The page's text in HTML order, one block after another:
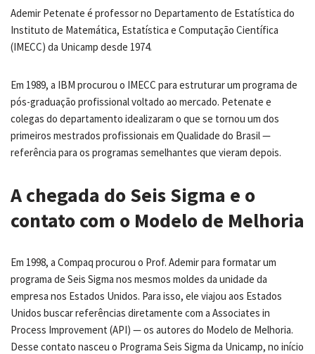
Ademir Petenate é professor no Departamento de Estatística do
Instituto de Matemática, Estatística e Computação Científica
(IMECC) da Unicamp desde 1974.
Em 1989, a IBM procurou o IMECC para estruturar um programa de
pós-graduação profissional voltado ao mercado. Petenate e
colegas do departamento idealizaram o que se tornou um dos
primeiros mestrados profissionais em Qualidade do Brasil —
referência para os programas semelhantes que vieram depois.
A chegada do Seis Sigma e o
contato com o Modelo de Melhoria
Em 1998, a Compaq procurou o Prof. Ademir para formatar um
programa de Seis Sigma nos mesmos moldes da unidade da
empresa nos Estados Unidos. Para isso, ele viajou aos Estados
Unidos buscar referências diretamente com a Associates in
Process Improvement (API) — os autores do Modelo de Melhoria.
Desse contato nasceu o Programa Seis Sigma da Unicamp, no início